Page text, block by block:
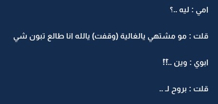
امي : ليه ..؟
قلت : مو مشتهي يالغالية (وقفت) يالله انا طالع تبون شي
ابوي : وين ..!َ!َ
قلت : بروح لـ ..